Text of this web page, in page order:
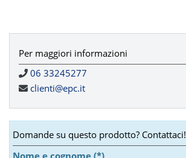
Per maggiori informazioni
06 33245277
clienti@epc.it
Domande su questo prodotto? Contattaci!
Nome e cognome (*)